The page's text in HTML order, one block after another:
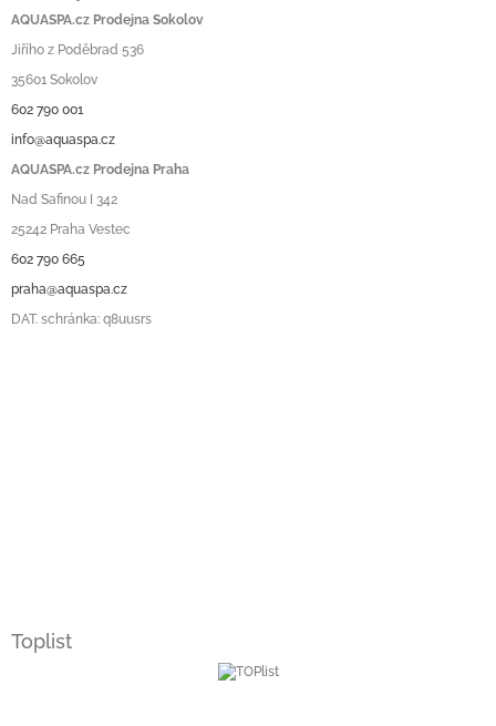
AQUASPA.cz Prodejna Sokolov
Jiřího z Poděbrad 536
35601 Sokolov
602 790 001
info@aquaspa.cz
AQUASPA.cz Prodejna Praha
Nad Safinou I 342
25242 Praha Vestec
602 790 665
praha@aquaspa.cz
DAT. schránka: q8uusrs
Toplist